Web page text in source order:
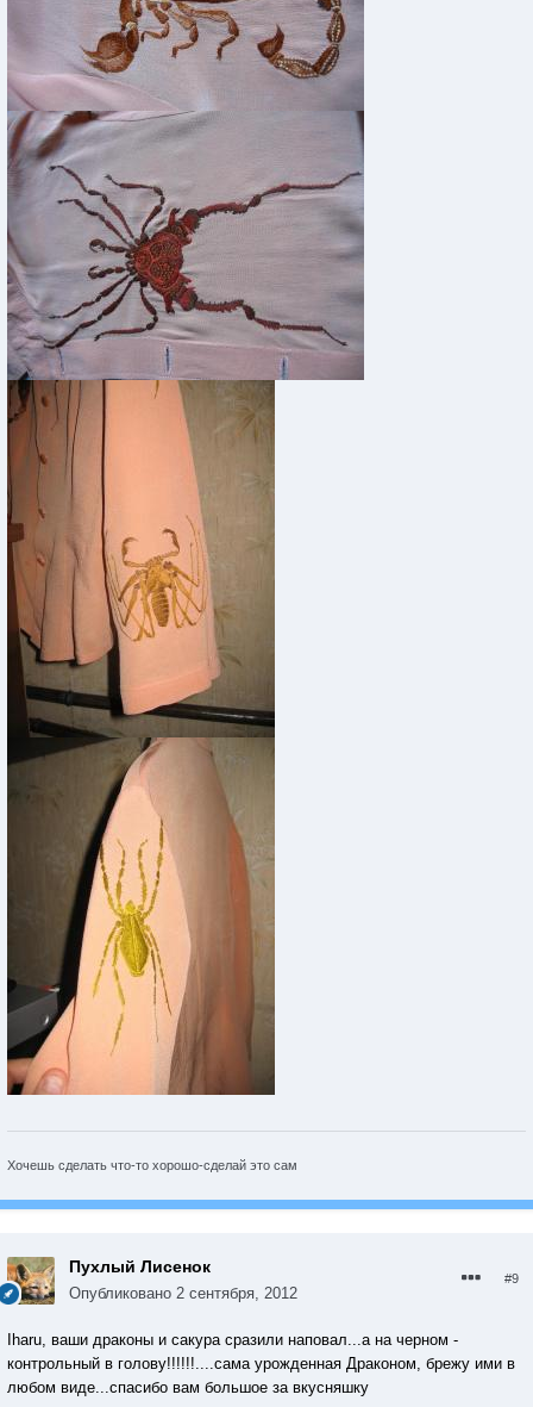
Хочешь сделать что-то хорошо-сделай это сам
Пухлый Лисенок
Опубликовано 2 сентября, 2012
#9
Iharu, ваши драконы и сакура сразили наповал...а на черном -
контрольный в голову!!!!!!....сама урожденная Драконом, брежу ими в
любом виде...спасибо вам большое за вкусняшку